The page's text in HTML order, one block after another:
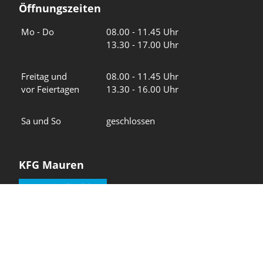
Öffnungszeiten
Mo - Do
08.00 - 11.45 Uhr
13.30 - 17.00 Uhr
Freitag und
vor Feiertagen
08.00 - 11.45 Uhr
13.30 - 16.00 Uhr
Sa und So geschlossen
KFG Mauren